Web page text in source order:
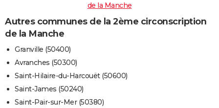
de la Manche
Autres communes de la 2ème circonscription
de la Manche
Granville (50400)
Avranches (50300)
Saint-Hilaire-du-Harcouët (50600)
Saint-James (50240)
Saint-Pair-sur-Mer (50380)